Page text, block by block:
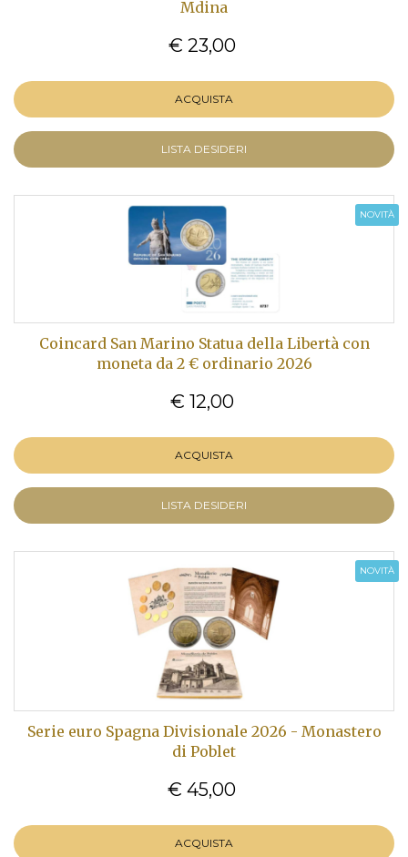
Mdina
€ 23,00
ACQUISTA
LISTA DESIDERI
NOVITÀ
Coincard San Marino Statua della Libertà con
moneta da 2 € ordinario 2026
€ 12,00
ACQUISTA
LISTA DESIDERI
NOVITÀ
Serie euro Spagna Divisionale 2026 - Monastero
di Poblet
€ 45,00
ACQUISTA